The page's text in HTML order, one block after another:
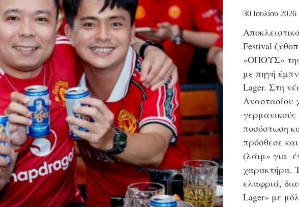
30 Ιουλίου 2026
Festival
«ΟΠΟΥΣ»
με πηγή
Lager. Στη
Αναστασίου
ποσόστωση
πρόσθεσε
(λάιμ» για
χαρακτήρα.
ελαφριά,
Lager» με